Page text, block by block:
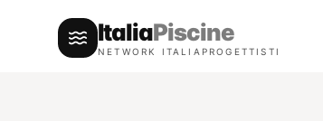
ItaliaPiscine
NETWORK ITALIAPROGETTISTI